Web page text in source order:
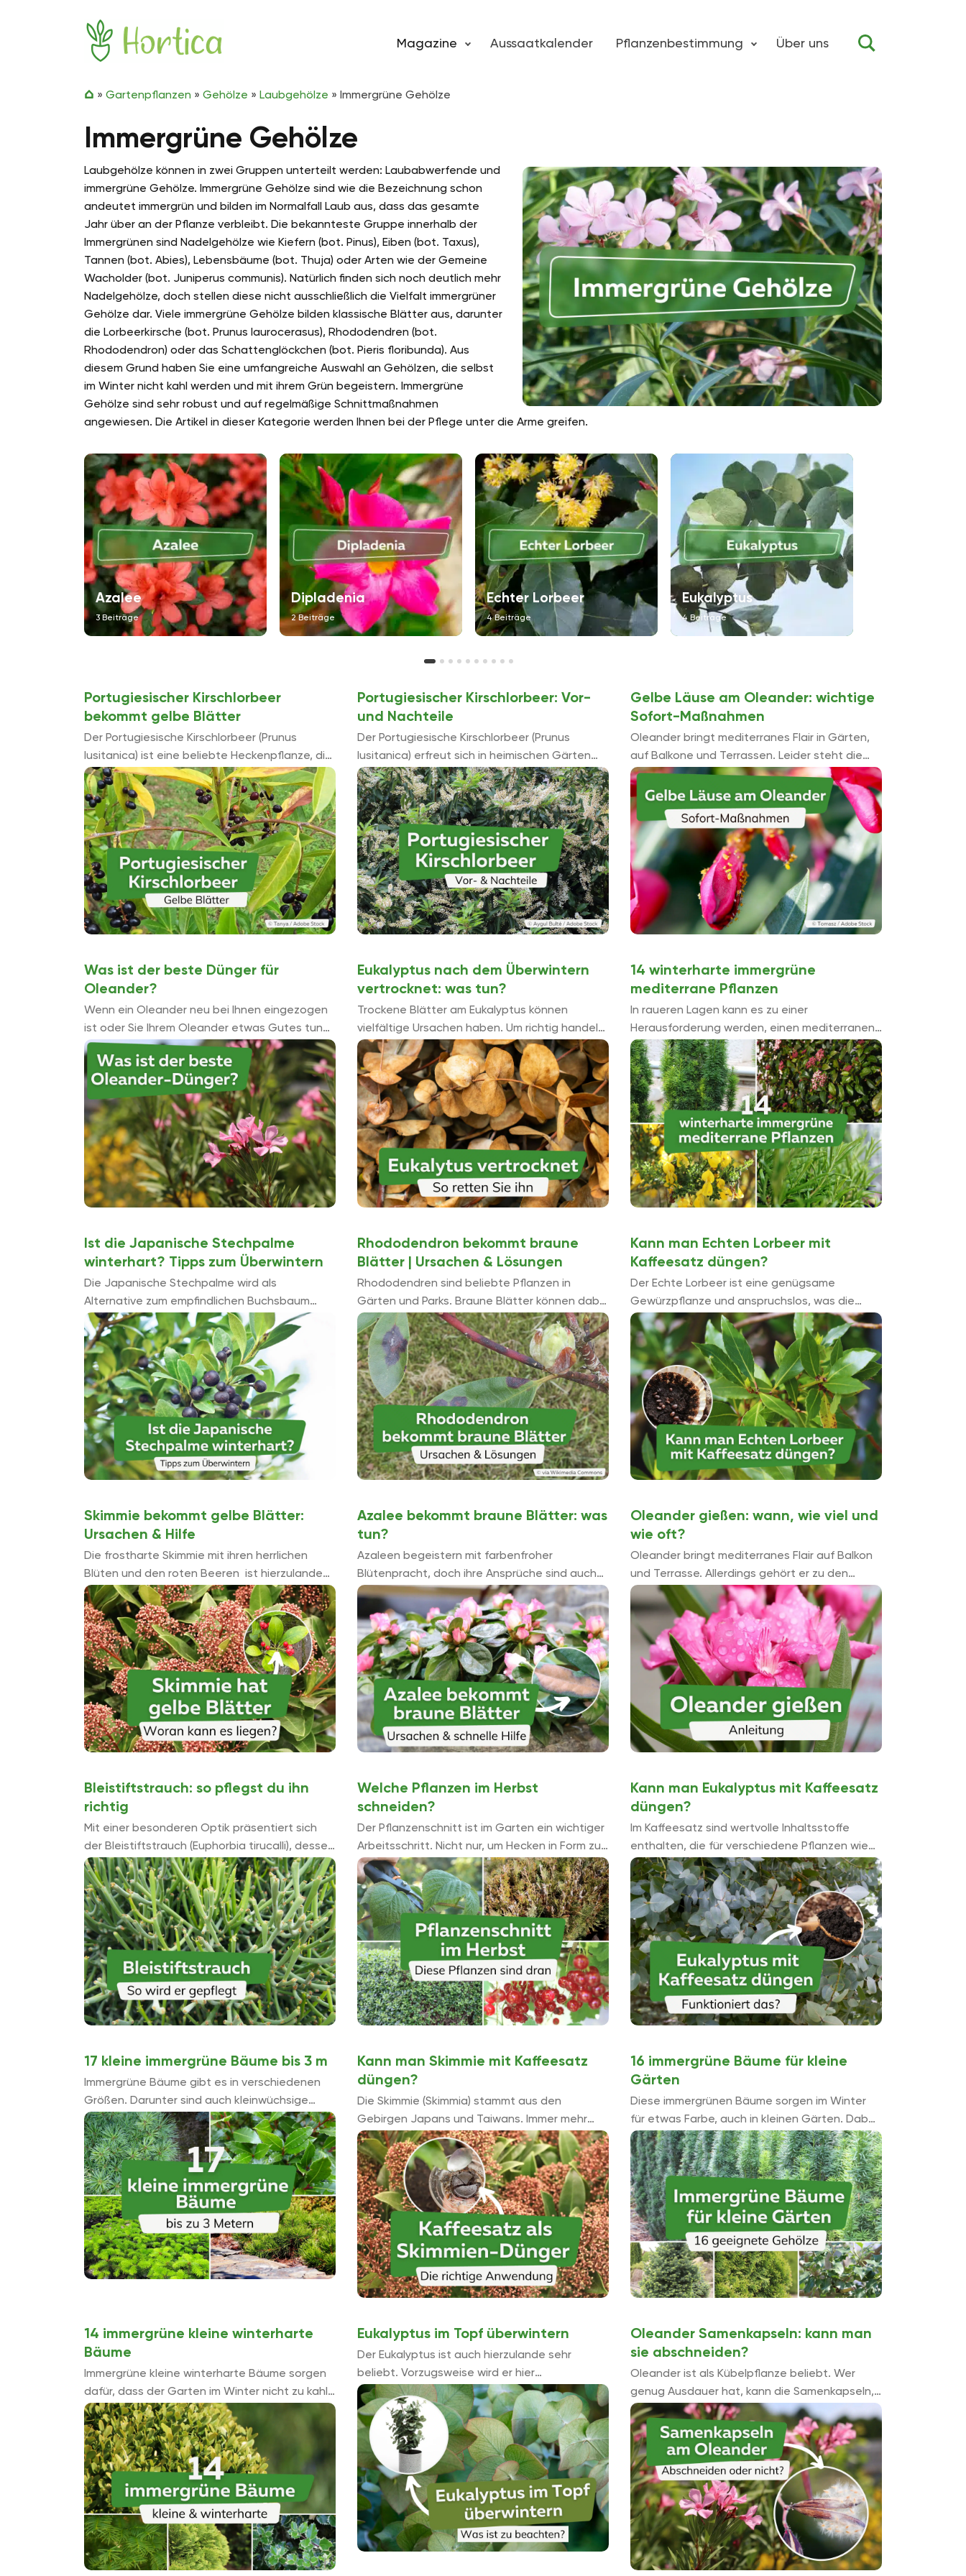
Magazine Aussaatkalender Pflanzenbestimmung Über uns
» Gartenpflanzen » Gehölze » Laubgehölze » Immergrüne Gehölze
Immergrüne Gehölze
Laubgehölze können in zwei Gruppen unterteilt werden: Laubabwerfende und
immergrüne Gehölze. Immergrüne Gehölze sind wie die Bezeichnung schon
andeutet immergrün und bilden im Normalfall Laub aus, dass das gesamte
Jahr über an der Pflanze verbleibt. Die bekannteste Gruppe innerhalb der
Immergrünen sind Nadelgehölze wie Kiefern (bot. Pinus), Eiben (bot. Taxus),
Tannen (bot. Abies), Lebensbäume (bot. Thuja) oder Arten wie der Gemeine
Wacholder (bot. Juniperus communis). Natürlich finden sich noch deutlich mehr
Nadelgehölze, doch stellen diese nicht ausschließlich die Vielfalt immergrüner
Gehölze dar. Viele immergrüne Gehölze bilden klassische Blätter aus, darunter
die Lorbeerkirsche (bot. Prunus laurocerasus), Rhododendren (bot.
Rhododendron) oder das Schattenglöckchen (bot. Pieris floribunda). Aus
diesem Grund haben Sie eine umfangreiche Auswahl an Gehölzen, die selbst
im Winter nicht kahl werden und mit ihrem Grün begeistern. Immergrüne
Gehölze sind sehr robust und auf regelmäßige Schnittmaßnahmen
angewiesen. Die Artikel in dieser Kategorie werden Ihnen bei der Pflege unter die Arme greifen.
Azalee
3 Beiträge
Dipladenia
2 Beiträge
Echter Lorbeer
4 Beiträge
Eukalyptus
4 Beiträge
Portugiesischer Kirschlorbeer
bekommt gelbe Blätter
Der Portugiesische Kirschlorbeer (Prunus
lusitanica) ist eine beliebte Heckenpflanze, die
für ihr dichtes, immergrünes Laub geschätzt
wird. Verfärben sich die Blätter jedoch gelb,
deutet dies ...
Portugiesischer Kirschlorbeer: Vor-
und Nachteile
Der Portugiesische Kirschlorbeer (Prunus
lusitanica) erfreut sich in heimischen Gärten
wachsender Beliebtheit – und das nicht ohne
Grund. Mit seinen glänzenden, dunkelgrünen
Blättern, seiner dichten Wuchsform und ...
Gelbe Läuse am Oleander: wichtige
Sofort-Maßnahmen
Oleander bringt mediterranes Flair in Gärten,
auf Balkone und Terrassen. Leider steht die
beliebte Kübelpflanze auch bei allerlei
Schädlingen hoch im Kurs. Wir verraten Ihnen,
welche Sofort-Maß...
Was ist der beste Dünger für
Oleander?
Wenn ein Oleander neu bei Ihnen eingezogen
ist oder Sie Ihrem Oleander etwas Gutes tun
möchten, sollten Sie sich mit dem Thema
Dünger beschäftigen. Welche Dünger ...
Eukalyptus nach dem Überwintern
vertrocknet: was tun?
Trockene Blätter am Eukalyptus können
vielfältige Ursachen haben. Um richtig handeln
zu können, müssen Sie diese erkennen. Lesen
Sie hier, was hilft, wenn Eukalyptus nach ...
14 winterharte immergrüne
mediterrane Pflanzen
In raueren Lagen kann es zu einer
Herausforderung werden, einen mediterranen
Garten zu gestalten. Es gibt jedoch einige
immergrüne mediterrane Pflanzen, die Frost
problemlos überstehen oder nur ein wenig ...
Ist die Japanische Stechpalme
winterhart? Tipps zum Überwintern
Die Japanische Stechpalme wird als
Alternative zum empfindlichen Buchsbaum
immer beliebter. Rein optisch ist sie ein
mindestens gleichwertiger Ersatz. Aber auch
die Japanische Stechpalme ist winterhart.
Rhododendron bekommt braune
Blätter | Ursachen & Lösungen
Rhododendren sind beliebte Pflanzen in
Gärten und Parks. Braune Blätter können dabei
das Gesamtbild des Rhododendron unschön
wirken lassen. Doch welche Ursachen sind
dafür verantwortlich? ...
Kann man Echten Lorbeer mit
Kaffeesatz düngen?
Der Echte Lorbeer ist eine genügsame
Gewürzpflanze und anspruchslos, was die
Düngung anbelangt. Kaffeesatz, der im
Haushalt anfällt, können Sie zum Düngen von
Echtem ...
Skimmie bekommt gelbe Blätter:
Ursachen & Hilfe
Die frostharte Skimmie mit ihren herrlichen
Blüten und den roten Beeren ist hierzulande
eine sehr beliebte Winterschmuck-Pflanze. Sie
ist pflegeleicht, reagiert aber empfindlich auf
Pflegefehler. Daran kann es ...
Azalee bekommt braune Blätter: was
tun?
Azaleen begeistern mit farbenfroher
Blütenpracht, doch ihre Ansprüche sind auch
nicht ohne. Schnell reagieren die empfindlichen
Gewächse mit Blattverfärbungen oder
Blattverlust. Das sollten Sie tun, wenn ...
Oleander gießen: wann, wie viel und
wie oft?
Oleander bringt mediterranes Flair auf Balkon
und Terrasse. Allerdings gehört er zu den
äußerst durstigen Pflanzen. Insbesondere im
Sommer ist sein Wasserbedarf sehr hoch und
auch im Winterquartier ...
Bleistiftstrauch: so pflegst du ihn
richtig
Mit einer besonderen Optik präsentiert sich
der Bleistiftstrauch (Euphorbia tirucalli), dessen
bleistiftartigen Sprossen die Blicke auf sich
ziehen. Damit das Wolfsmilchgewächs
prächtig gedeiht, sind Standort und Pflege ...
Welche Pflanzen im Herbst
schneiden?
Der Pflanzenschnitt ist im Garten ein wichtiger
Arbeitsschritt. Nicht nur, um Hecken in Form zu
halten, sondern auch, damit Obstgehölze
reiche Ernte bringen und Stauden blühfreudig
bleiben. Einige ...
Kann man Eukalyptus mit Kaffeesatz
düngen?
Im Kaffeesatz sind wertvolle Inhaltsstoffe
enthalten, die für verschiedene Pflanzen wie
dem Eukalyptus wertvolle Nährstoffe
darstellen. Was alles beim Einsatz als Dünger
für das Myrtengewächs ...
17 kleine immergrüne Bäume bis 3 m
Immergrüne Bäume gibt es in verschiedenen
Größen. Darunter sind auch kleinwüchsige
Exemplare bis drei Meter Höhe. Nachfolgend
haben wir für Sie einige bekannte und ...
Kann man Skimmie mit Kaffeesatz
düngen?
Die Skimmie (Skimmia) stammt aus den
Gebirgen Japans und Taiwans. Immer mehr
Hobbygärtner erliegen dem Charme der
pflegeleichten Pflanze. Kann man die Skimmie
mit Kaffeesatz düngen?
16 immergrüne Bäume für kleine
Gärten
Diese immergrünen Bäume sorgen im Winter
für etwas Farbe, auch in kleinen Gärten. Dabei
sind sie nicht nur dekorativ, sondern auch ein
natürlicher Schattenspender und ...
14 immergrüne kleine winterharte
Bäume
Immergrüne kleine winterharte Bäume sorgen
dafür, dass der Garten im Winter nicht zu kahl
aussieht. Einige haben außerdem einen
farbigen Fruchtschmuck im Winter, was die
Attraktivitä...
Eukalyptus im Topf überwintern
Der Eukalyptus ist auch hierzulande sehr
beliebt. Vorzugsweise wird er hier
hauptsächlich in großen Töpfen oder Kübeln
kultiviert. So kann er einfach und gut die kalte
...
Oleander Samenkapseln: kann man
sie abschneiden?
Oleander ist als Kübelpflanze beliebt. Wer
genug Ausdauer hat, kann die Samenkapseln,
nachdem der Oleander geblüht hat,
abschneiden und aus den Samen neue
Pflanzen ziehen. Wir zeigen, wie ...